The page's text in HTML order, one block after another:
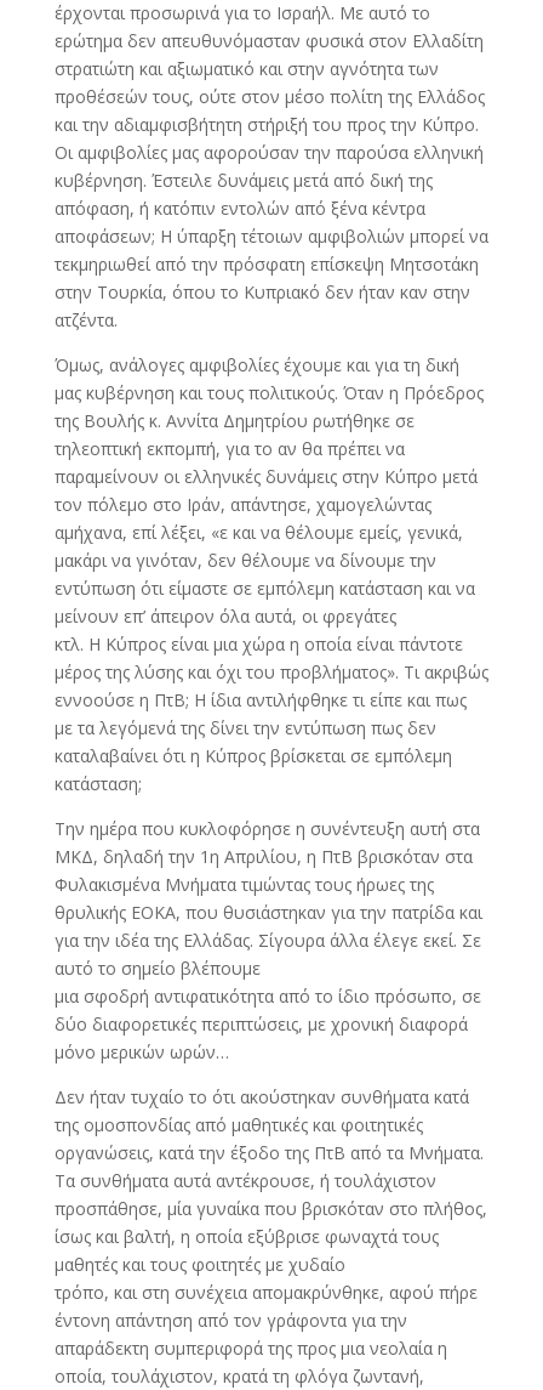
έρχονται προσωρινά για το Ισραήλ. Mε αυτό το
ερώτημα δεν απευθυνόμασταν φυσικά στον Ελλαδίτη
στρατιώτη και αξιωματικό και στην αγνότητα των
προθέσεών τους, ούτε στον μέσο πολίτη της Ελλάδος
και την αδιαμφισβήτητη στήριξή του προς την Κύπρο.
Οι αμφιβολίες μας αφορούσαν την παρούσα ελληνική
κυβέρνηση. Έστειλε δυνάμεις μετά από δική της
απόφαση, ή κατόπιν εντολών από ξένα κέντρα
αποφάσεων; Η ύπαρξη τέτοιων αμφιβολιών μπορεί να
τεκμηριωθεί από την πρόσφατη επίσκεψη Μητσοτάκη
στην Τουρκία, όπου το Κυπριακό δεν ήταν καν στην
ατζέντα.
Όμως, ανάλογες αμφιβολίες έχουμε και για τη δική
μας κυβέρνηση και τους πολιτικούς. Όταν η Πρόεδρος
της Βουλής κ. Αννίτα Δημητρίου ρωτήθηκε σε
τηλεοπτική εκπομπή, για το αν θα πρέπει να
παραμείνουν οι ελληνικές δυνάμεις στην Κύπρο μετά
τον πόλεμο στο Ιράν, απάντησε, χαμογελώντας
αμήχανα, επί λέξει, «ε και να θέλουμε εμείς, γενικά,
μακάρι να γινόταν, δεν θέλουμε να δίνουμε την
εντύπωση ότι είμαστε σε εμπόλεμη κατάσταση και να
μείνουν επ’ άπειρον όλα αυτά, οι φρεγάτες
κτλ. Η Κύπρος είναι μια χώρα η οποία είναι πάντοτε
μέρος της λύσης και όχι του προβλήματος». Τι ακριβώς
εννοούσε η ΠτΒ; Η ίδια αντιλήφθηκε τι είπε και πως
με τα λεγόμενά της δίνει την εντύπωση πως δεν
καταλαβαίνει ότι η Κύπρος βρίσκεται σε εμπόλεμη
κατάσταση;
Την ημέρα που κυκλοφόρησε η συνέντευξη αυτή στα
ΜΚΔ, δηλαδή την 1η Απριλίου, η ΠτΒ βρισκόταν στα
Φυλακισμένα Μνήματα τιμώντας τους ήρωες της
θρυλικής ΕΟΚΑ, που θυσιάστηκαν για την πατρίδα και
για την ιδέα της Ελλάδας. Σίγουρα άλλα έλεγε εκεί. Σε
αυτό το σημείο βλέπουμε
μια σφοδρή αντιφατικότητα από το ίδιο πρόσωπο, σε
δύο διαφορετικές περιπτώσεις, με χρονική διαφορά
μόνο μερικών ωρών…
Δεν ήταν τυχαίο το ότι ακούστηκαν συνθήματα κατά
της ομοσπονδίας από μαθητικές και φοιτητικές
οργανώσεις, κατά την έξοδο της ΠτΒ από τα Μνήματα.
Τα συνθήματα αυτά αντέκρουσε, ή τουλάχιστον
προσπάθησε, μία γυναίκα που βρισκόταν στο πλήθος,
ίσως και βαλτή, η οποία εξύβρισε φωναχτά τους
μαθητές και τους φοιτητές με χυδαίο
τρόπο, και στη συνέχεια απομακρύνθηκε, αφού πήρε
έντονη απάντηση από τον γράφοντα για την
απαράδεκτη συμπεριφορά της προς μια νεολαία η
οποία, τουλάχιστον, κρατά τη φλόγα ζωντανή,